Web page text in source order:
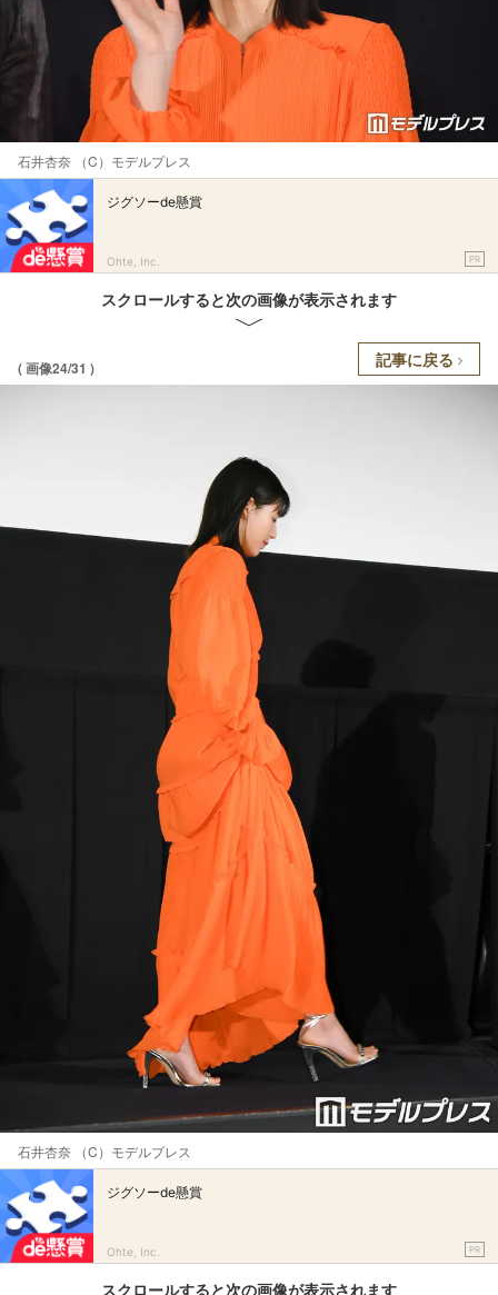
石井杏奈 （C）モデルプレス
ジグソーde懸賞
Ohte, Inc. PR
スクロールすると次の画像が表示されます
( 画像24/31 ) 記事に戻る
石井杏奈 （C）モデルプレス
ジグソーde懸賞
Ohte, Inc. PR
スクロールすると次の画像が表示されます